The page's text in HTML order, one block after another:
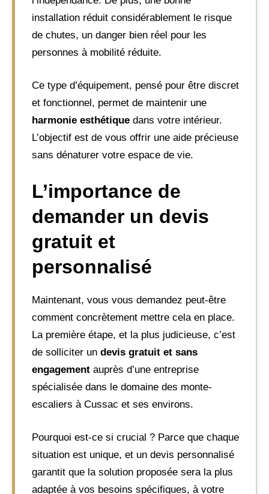
installation réduit considérablement le risque
de chutes, un danger bien réel pour les
personnes à mobilité réduite.
Ce type d’équipement, pensé pour être discret
et fonctionnel, permet de maintenir une
harmonie esthétique dans votre intérieur.
L’objectif est de vous offrir une aide précieuse
sans dénaturer votre espace de vie.
L’importance de
demander un devis
gratuit et
personnalisé
Maintenant, vous vous demandez peut-être
comment concrètement mettre cela en place.
La première étape, et la plus judicieuse, c’est
de solliciter un devis gratuit et sans
engagement auprès d’une entreprise
spécialisée dans le domaine des monte-
escaliers à Cussac et ses environs.
Pourquoi est-ce si crucial ? Parce que chaque
situation est unique, et un devis personnalisé
garantit que la solution proposée sera la plus
adaptée à vos besoins spécifiques, à votre